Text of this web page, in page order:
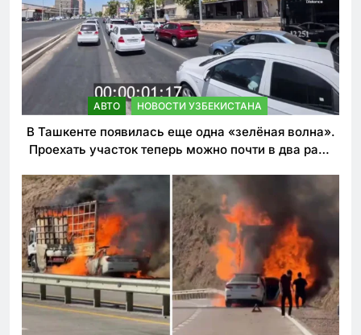
АВТО НОВОСТИ УЗБЕКИСТАНА
В Ташкенте появилась еще одна «зелёная волна».
Проехать участок теперь можно почти в два раза